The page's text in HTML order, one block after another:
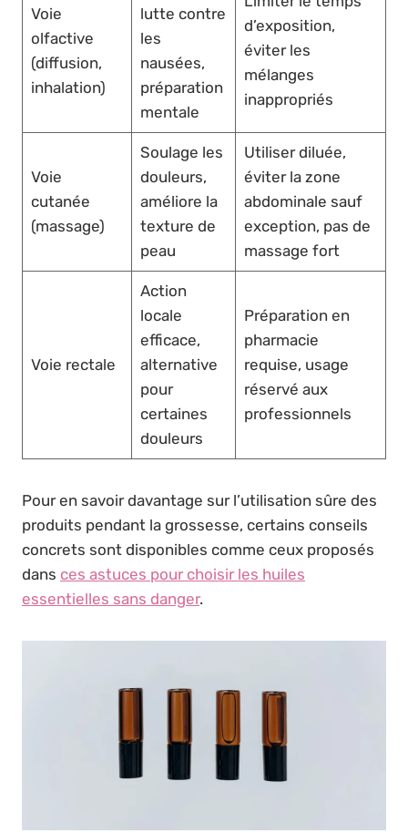
Voie
olfactive
(diffusion,
inhalation)
lutte contre
les
nausées,
préparation
mentale
d’exposition,
éviter les
mélanges
inappropriés
Voie
cutanée
(massage)
Soulage les
douleurs,
améliore la
texture de
peau
Utiliser diluée,
éviter la zone
abdominale sauf
exception, pas de
massage fort
Voie rectale
Action
locale
efficace,
alternative
pour
certaines
douleurs
Préparation en
pharmacie
requise, usage
réservé aux
professionnels
Pour en savoir davantage sur l’utilisation sûre des
produits pendant la grossesse, certains conseils
concrets sont disponibles comme ceux proposés
dans ces astuces pour choisir les huiles
essentielles sans danger.